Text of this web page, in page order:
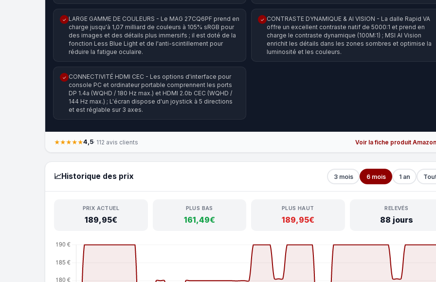
✓ LARGE GAMME DE COULEURS - Le MAG 27CQ6PF prend en
charge jusqu'à 1,07 milliard de couleurs à 105% sRGB pour
des images et des détails plus immersifs ; il est doté de la
fonction Less Blue Light et de l'anti-scintillement pour
réduire la fatigue oculaire.
✓ CONTRASTE DYNAMIQUE & AI VISION - La dalle Rapid VA
offre un excellent contraste natif de 5000:1 et prend en
charge le contraste dynamique (100M:1) ; MSI AI Vision
enrichit les détails dans les zones sombres et optimise la
luminosité et les couleurs.
✓ CONNECTIVITÉ HDMI CEC - Les options d'interface pour
console PC et ordinateur portable comprennent les ports
DP 1.4a (WQHD / 180 Hz max.) et HDMI 2.0b CEC (WQHD /
144 Hz max.) ; L'écran dispose d'un joystick à 5 directions
et est réglable sur 3 axes.
★★★★★4,5· 112 avis clients Voir la fiche produit
📈Historique des prix 3 mois 6 mois 1 an
PRIX ACTUEL
189,95€
PLUS BAS
161,49€
PLUS HAUT
189,95€
RELEVÉS
88 jours